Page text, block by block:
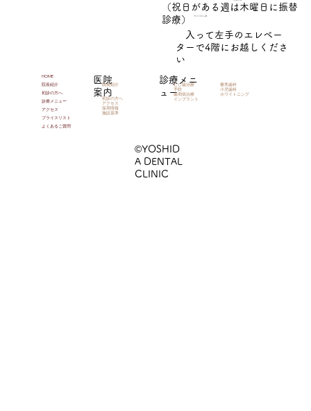
入って左手のエレベー
ターで4階にお越しくださ
い
（祝日がある週は木曜日に振替
診療）
HOME
院長紹介
初診の方へ
診療メニュー
アクセス
プライスリスト
よくあるご質問
医院
案内
院長紹介
初診の方へ
アクセス
採用情報
施設基準
診療メニ
ュー
むし歯治療
予防
歯周病治療
インプラント
審美歯科
小児歯科
ホワイトニング
©YOSHID
A DENTAL
CLINIC